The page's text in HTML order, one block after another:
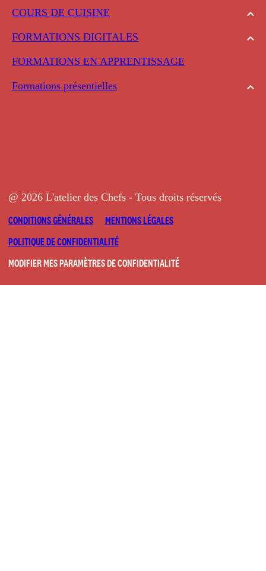
COURS DE CUISINE
FORMATIONS DIGITALES
FORMATIONS EN APPRENTISSAGE
Formations présentielles
@ 2026 L'atelier des Chefs - Tous droits réservés
CONDITIONS GÉNÉRALES
MENTIONS LÉGALES
POLITIQUE DE CONFIDENTIALITÉ
MODIFIER MES PARAMÈTRES DE CONFIDENTIALITÉ